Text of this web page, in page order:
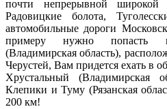
почти непрерывной
Радовицкие болота,
автомобильные дороги
примеру нужно попасть
(Владимирская область),
Черустей, Вам придется ехать в
Хрустальный (Владимирская
Клепики и Туму (Рязанская
200 км!